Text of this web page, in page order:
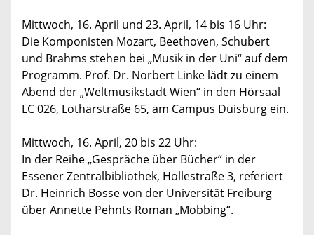
Mittwoch, 16. April und 23. April, 14 bis 16 Uhr:
Die Komponisten Mozart, Beethoven, Schubert
und Brahms stehen bei „Musik in der Uni“ auf dem
Programm. Prof. Dr. Norbert Linke lädt zu einem
Abend der „Weltmusikstadt Wien“ in den Hörsaal
LC 026, Lotharstraße 65, am Campus Duisburg ein.
Mittwoch, 16. April, 20 bis 22 Uhr:
In der Reihe „Gespräche über Bücher“ in der
Essener Zentralbibliothek, Hollestraße 3, referiert
Dr. Heinrich Bosse von der Universität Freiburg
über Annette Pehnts Roman „Mobbing“.